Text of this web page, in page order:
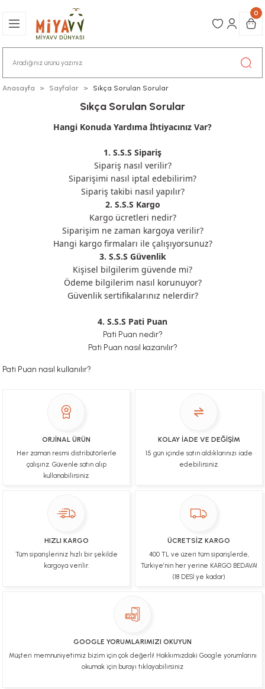
0
Anasayfa Sayfalar Sıkça Sorulan Sorular
Sıkça Sorulan Sorular
Hangi Konuda Yardıma İhtiyacınız Var?
1. S.S.S Sipariş
Sipariş nasıl verilir?
Siparişimi nasıl iptal edebilirim?
Sipariş takibi nasıl yapılır?
2. S.S.S Kargo
Kargo ücretleri nedir?
Siparişim ne zaman kargoya verilir?
Hangi kargo firmaları ile çalışıyorsunuz?
3. S.S.S Güvenlik
Kişisel bilgilerim güvende mi?
Ödeme bilgilerim nasıl korunuyor?
Güvenlik sertifikalarınız nelerdir?
4. S.S.S Pati Puan
Pati Puan nedir?
Pati Puan nasıl kazanılır?
Pati Puan nasıl kullanılır?
ORJİNAL ÜRÜN
Her zaman resmi distribütörlerle
çalışırız. Güvenle satın alıp
kullanabilirsiniz.
KOLAY İADE VE DEĞİŞİM
15 gün içinde satın aldıklarınızı iade
edebilirsiniz.
HIZLI KARGO
Tüm siparişleriniz hızlı bir şekilde
kargoya verilir.
ÜCRETSİZ KARGO
400 TL ve üzeri tüm siparişlerde,
Türkiye’nin her yerine KARGO BEDAVA!
(18 DESİ ye kadar)
GOOGLE YORUMLARIMIZI OKUYUN
Müşteri memnuniyetimiz bizim için çok değerli! Hakkımızdaki Google yorumlarını
okumak için burayı tıklayabilirsiniz